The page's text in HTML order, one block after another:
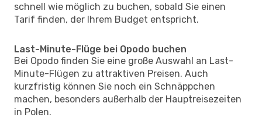
schnell wie möglich zu buchen, sobald Sie einen
Tarif finden, der Ihrem Budget entspricht.
Last-Minute-Flüge bei Opodo buchen
Bei Opodo finden Sie eine große Auswahl an Last-
Minute-Flügen zu attraktiven Preisen. Auch
kurzfristig können Sie noch ein Schnäppchen
machen, besonders außerhalb der Hauptreisezeiten
in Polen.